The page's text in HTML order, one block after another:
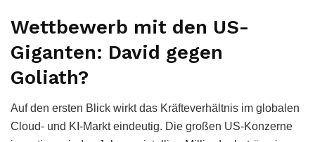
Wettbewerb mit den US-
Giganten: David gegen
Goliath?
Auf den ersten Blick wirkt das Kräfteverhältnis im globalen
Cloud- und KI-Markt eindeutig. Die großen US-Konzerne